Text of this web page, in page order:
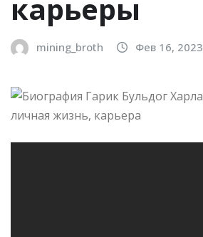
карьеры
mining_broth Фев 16, 2023